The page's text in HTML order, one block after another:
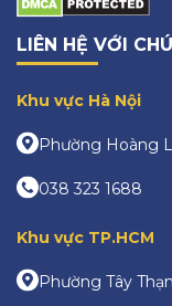
LIÊN HỆ VỚI
Khu vực Hà Nội
Phường Hoàng
038 323 1688
Khu vực TP.HCM
Phường Tây